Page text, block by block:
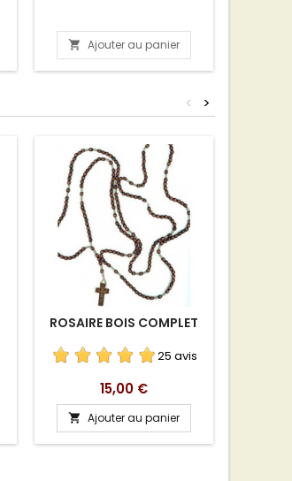
 Ajouter au panier
>
<
ROSAIRE BOIS COMPLET
25 avis
Prix
15,00 €
 Ajouter au panier